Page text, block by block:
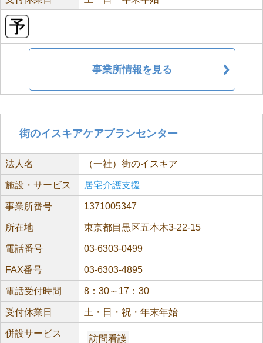
事業所情報を見る
街のイスキアケアプランセンター
法人名 （一社）街のイスキア
施設・サービス 居宅介護支援
事業所番号 1371005347
所在地 東京都目黒区五本木3-22-15
電話番号 03-6303-0499
FAX番号 03-6303-4895
電話受付時間 8：30～17：30
受付休業日 土・日・祝・年末年始
併設サービス
訪問看護